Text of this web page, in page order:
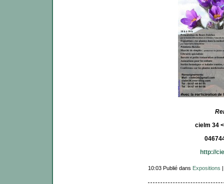
cielm 34 <
http://
10:03 Publié dans Expositions